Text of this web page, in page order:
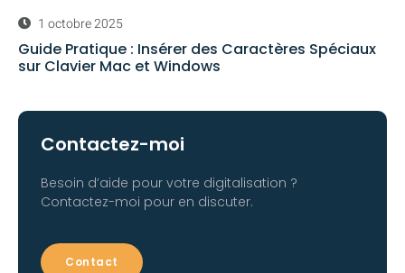
1 octobre 2025
Guide Pratique : Insérer des Caractères Spéciaux
sur Clavier Mac et Windows
Contactez-moi
Besoin d’aide pour votre digitalisation ?
Contactez-moi pour en discuter.
Contact